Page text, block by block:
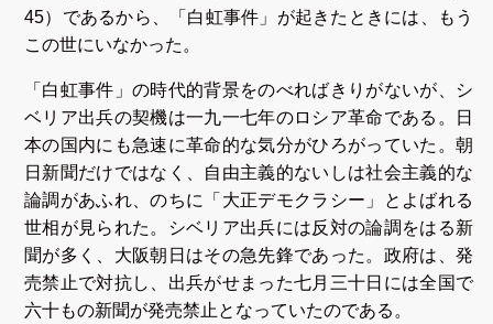
45）であるから、「白虹事件」が起きたときには、もう
この世にいなかった。
「白虹事件」の時代的背景をのべればきりがないが、シ
ベリア出兵の契機は一九一七年のロシア革命である。日
本の国内にも急速に革命的な気分がひろがっていた。朝
日新聞だけではなく、自由主義的ないしは社会主義的な
論調があふれ、のちに「大正デモクラシー」とよばれる
世相が見られた。シベリア出兵には反対の論調をはる新
聞が多く、大阪朝日はその急先鋒であった。政府は、発
売禁止で対抗し、出兵がせまった七月三十日には全国で
六十もの新聞が発売禁止となっていたのである。